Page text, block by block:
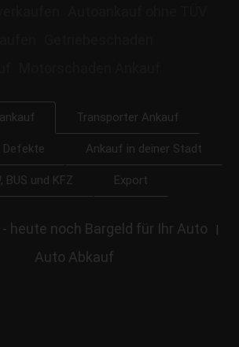
Transporter Ankauf
Defekte Ankauf in deiner Stadt
BUS und KFZ Export
heute noch Bargeld für Ihr Auto |
Auto Abkauf